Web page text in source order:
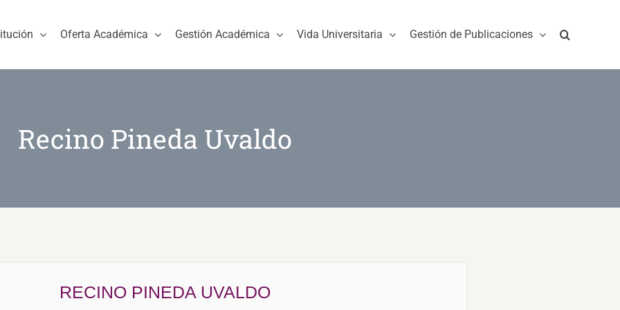
Oferta Académica Gestión Académica Vida Universitaria Gestión de Publicaciones
Recino Pineda Uvaldo
RECINO PINEDA UVALDO